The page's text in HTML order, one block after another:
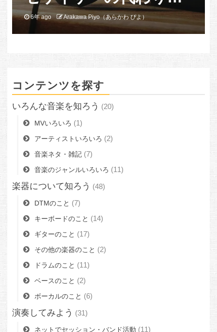
なるか？
6年 ago Arakawa Piyo（あらかわ ぴよ）
コンテンツを探す
いろんな音楽を知ろう (20)
MVいろいろ (1)
アーティストいろいろ (2)
音楽ネタ・雑記 (7)
音楽のジャンルいろいろ (11)
楽器について知ろう (48)
DTMのこと (7)
キーボードのこと (14)
ギターのこと (17)
その他の楽器のこと (2)
ドラムのこと (11)
ベースのこと (2)
ボーカルのこと (6)
演奏してみよう (31)
ネットでセッション・バンド活動 (11)